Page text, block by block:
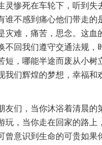
灵惨死在车轮下，听到失
谁不感到痛心他们带走的
灾难，痛苦，思念。这血
不回我们遵守交通法规，
短，哪能半途而废从小树
我们辉煌的梦想，幸福和
友们，当你沐浴着清晨的
玩，当你走在回家的路上
曾意识到生命的可贵如果